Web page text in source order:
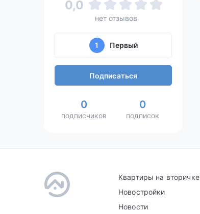
0,0
нет отзывов
1 Первый
Подписаться
0
подписчиков
0
подписок
Квартиры на вторичке
Новостройки
Новости